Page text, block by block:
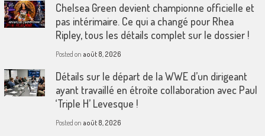
Chelsea Green devient championne officielle et
pas intérimaire. Ce qui a changé pour Rhea
Ripley, tous les détails complet sur le dossier !
Posted on août 8, 2026
Détails sur le départ de la WWE d’un dirigeant
ayant travaillé en étroite collaboration avec Paul
‘Triple H’ Levesque !
Posted on août 8, 2026